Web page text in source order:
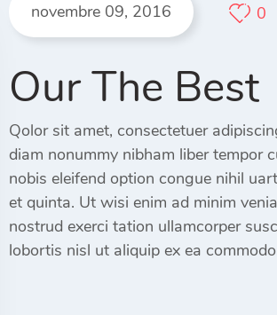
novembre 09, 2016 0
Our The Best
Qolor sit amet, consectetuer
diam nonummy nibham liber tempor
nobis eleifend option congue nihil
et quinta. Ut wisi enim ad minim
nostrud exerci tation ullamcorper
lobortis nisl ut aliquip ex ea